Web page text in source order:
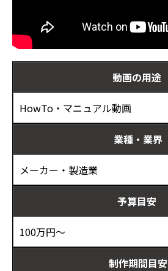
動画の用途
HowTo・マニュアル動画
業種・業界
メーカー・製造業
予算目安
100万円～
制作期間目安